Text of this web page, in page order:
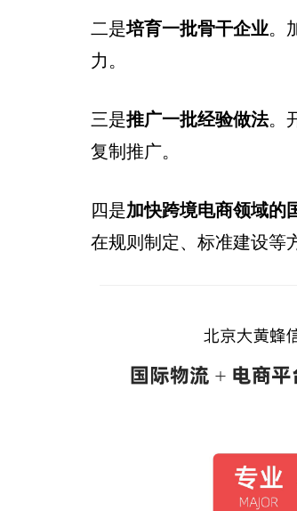
二是培育一批骨干企业。
力。
三是推广一批经验做法。
复制推广。
四是加快跨境电商领域的
在规则制定、标准建设等